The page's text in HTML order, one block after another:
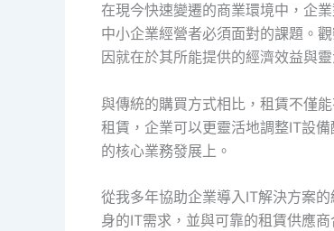
在現今快速變遷的商業環境中，企
中小企業經營者必須面對的課題。
因就在於其所能提供的經濟效益與靈
與傳統的購買方式相比，租賃不僅
租賃，企業可以更靈活地調整IT設
的核心業務發展上。
從我多年協助企業導入IT解決方案
身的IT需求，並與可靠的租賃供應